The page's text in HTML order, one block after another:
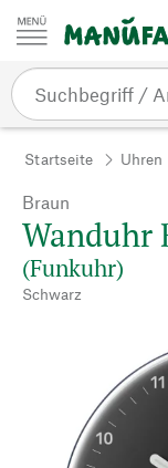
Zum Inhalt springen
Startseite Uhren
Braun
Wanduhr
(Funkuhr)
Schwarz